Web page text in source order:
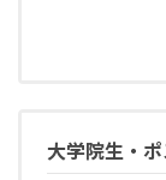
大学院生・